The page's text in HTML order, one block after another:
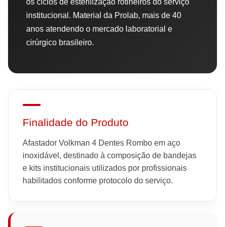
institucional. Material da Prolab, mais de 40
anos atendendo o mercado laboratorial e
cirúrgico brasileiro.
Finalidade do Produto
Afastador Volkman 4 Dentes Rombo em aço
inoxidável, destinado à composição de bandejas
e kits institucionais utilizados por profissionais
habilitados conforme protocolo do serviço.